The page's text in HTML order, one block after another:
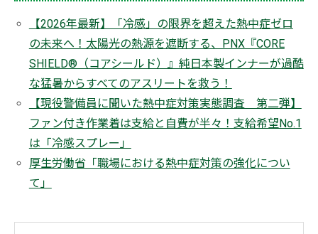
【2026年最新】「冷感」の限界を超えた熱中症ゼロ
の未来へ！太陽光の熱源を遮断する、PNX『CORE
SHIELD®（コアシールド）』純日本製インナーが過酷
な猛暑からすべてのアスリートを救う！
【現役警備員に聞いた熱中症対策実態調査 第二弾】
ファン付き作業着は支給と自費が半々！支給希望No.1
は「冷感スプレー」
厚生労働省「職場における熱中症対策の強化につい
て」